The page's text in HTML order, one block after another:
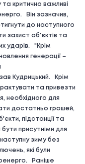
та критично важливі
Він зазначив,
до наступного
захист об'єктів та
ударів. "Крім
генерації –
Кудрицький. Крім
та привезти
необхідного для
достатньо грошей,
підстанції та
присутніми для
зиму без
які були
Раніше